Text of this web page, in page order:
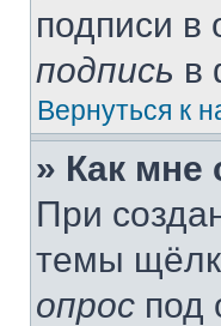
подписи
подпись в
Вернуться к
» Как мне
При
темы
опрос под